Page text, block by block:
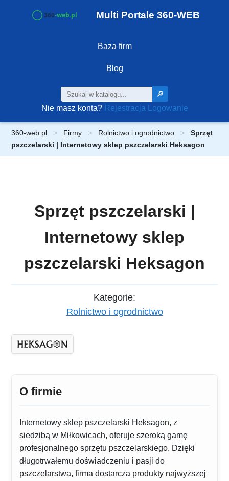
Multi Portale 360-WEB
Baza firm
Blog
🔎
Nie masz konta? Rejestracja Logowanie
360-web.pl Firmy Rolnictwo i ogrodnictwo
Sprzęt
pszczelarski | Internetowy sklep pszczelarski Heksagon
Sprzęt pszczelarski |
Internetowy sklep
pszczelarski Heksagon
Kategorie:
Rolnictwo i ogrodnictwo
O firmie
Internetowy sklep pszczelarski Heksagon, z
siedzibą w Miłkowicach, oferuje szeroką gamę
profesjonalnego sprzętu pszczelarskiego. Dzięki
długotrwałemu doświadczeniu i pasji do
pszczelarstwa, firma dostarcza produkty najwyższej